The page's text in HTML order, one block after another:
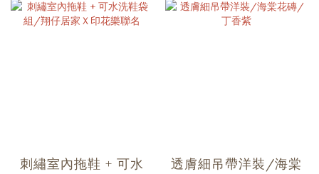
刺繡室內拖鞋 + 可水
透膚細吊帶洋裝/海棠